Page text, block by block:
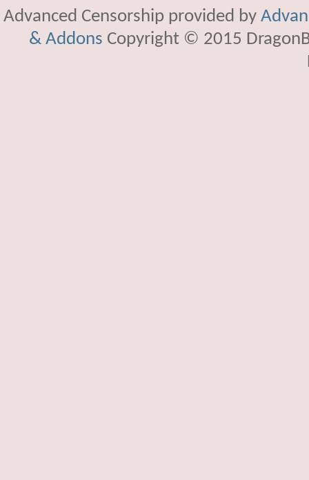
Advanced Censorship provided by
& Addons Copyright © 2015